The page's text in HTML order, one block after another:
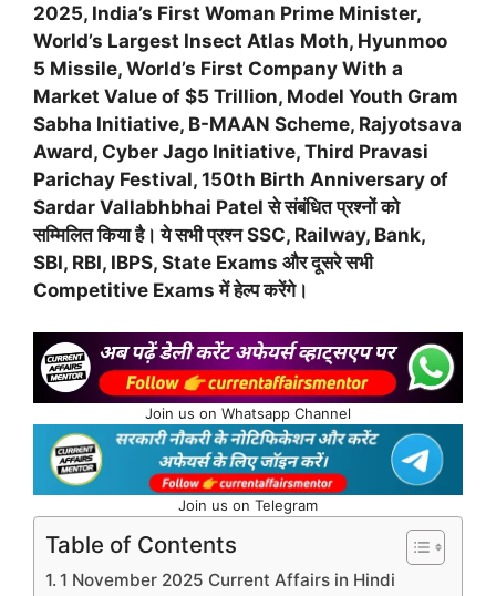
2025, India’s First Woman Prime Minister,
World’s Largest Insect Atlas Moth, Hyunmoo
5 Missile, World’s First Company With a
Market Value of $5 Trillion, Model Youth Gram
Sabha Initiative, B-MAAN Scheme, Rajyotsava
Award, Cyber ​​Jago Initiative, Third Pravasi
Parichay Festival, 150th Birth Anniversary of
Sardar Vallabhbhai Patel से संबंधित प्रश्नों को
सम्मिलित किया है। ये सभी प्रश्न SSC, Railway, Bank,
SBI, RBI, IBPS, State Exams और दूसरे सभी
Competitive Exams में हेल्प करेंगे।
Join us on Whatsapp Channel
Join us on Telegram
Table of Contents
1 November 2025 Current Affairs in Hindi